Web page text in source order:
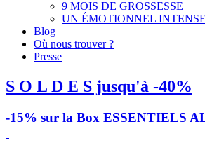
9 MOIS DE GROSSESSE
UN ÉMOTIONNEL INTENSE
Blog
Où nous trouver ?
Presse
S O L D E S jusqu'à -40%
-15% sur la Box ESSENTIELS